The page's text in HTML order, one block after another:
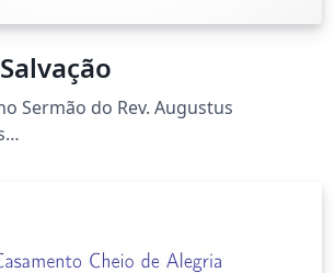
Sermão do Rev. Augustus
textos/certeza/certeza_a